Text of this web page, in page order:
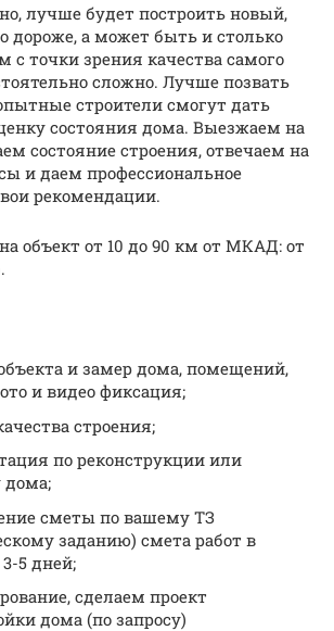
лучше будет построить новый,
дороже, а может быть и столько
с точки зрения качества самого
сложно. Лучше позвать
строители смогут дать
состояния дома. Выезжаем на
состояние строения, отвечаем на
и даем профессиональное
рекомендации.
объект от 10 до 90 км от МКАД: от
и замер дома, помещений,
и видео фиксация;
строения;
по реконструкции или
дома;
сметы по вашему ТЗ
заданию) смета работ в
5 дней;
сделаем проект
дома (по запросу)